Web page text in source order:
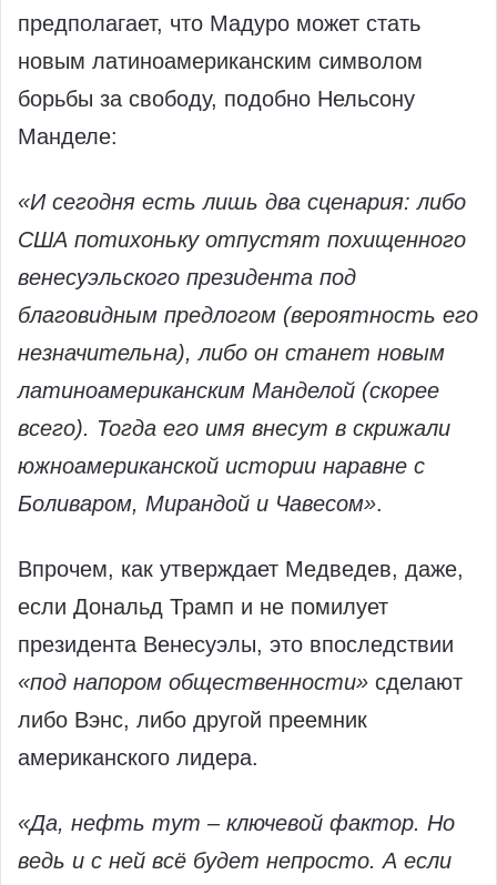
предполагает, что Мадуро может стать
новым латиноамериканским символом
борьбы за свободу, подобно Нельсону
Манделе:
«И сегодня есть лишь два сценария: либо
США потихоньку отпустят похищенного
венесуэльского президента под
благовидным предлогом (вероятность его
незначительна), либо он станет новым
латиноамериканским Манделой (скорее
всего). Тогда его имя внесут в скрижали
южноамериканской истории наравне с
Боливаром, Мирандой и Чавесом».
Впрочем, как утверждает Медведев, даже,
если Дональд Трамп и не помилует
президента Венесуэлы, это впоследствии
«под напором общественности» сделают
либо Вэнс, либо другой преемник
американского лидера.
«Да, нефть тут – ключевой фактор. Но
ведь и с ней всё будет непросто. А если